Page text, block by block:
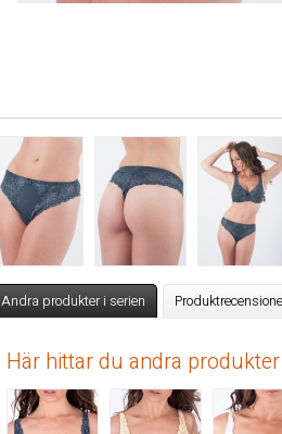
Andra produkter i serien
Här hittar du andra